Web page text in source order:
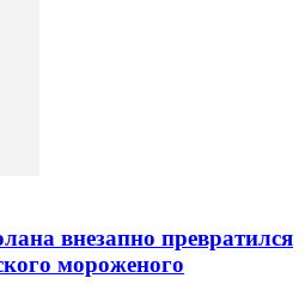
внезапно превратился
мороженого